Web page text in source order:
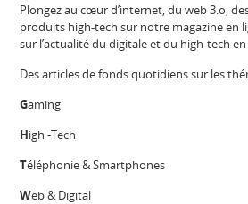
Plongez au cœur d’internet, du web 3.o,
produits high-tech sur notre magazine en
sur l’actualité du digitale et du high-tech en
Des articles de fonds quotidiens sur les
Gaming
High -Tech
Téléphonie & Smartphones
Web & Digital